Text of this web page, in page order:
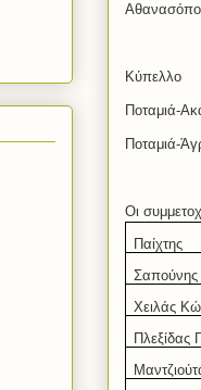
Κύπελλο
Ποταμιά-
Ποταμιά-
Οι
Παίχτης
Σαπούνης
Χειλάς
Πλεξίδας